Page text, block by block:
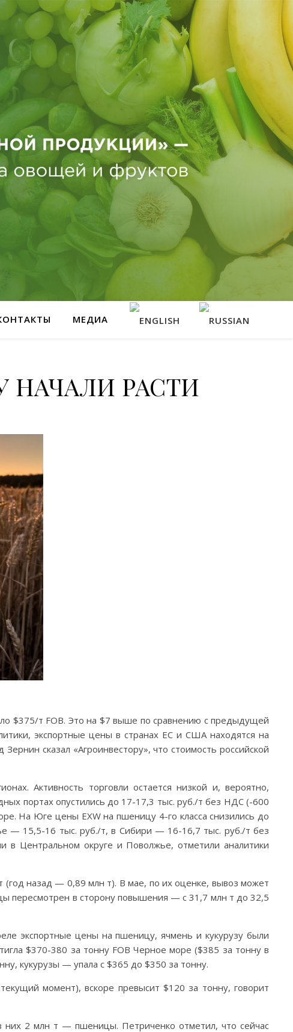
МЕДИА
РАСТИ
$375/т FOB. Это на $7 выше по сравнению с предыдущей
экспортные цены в странах ЕС и США находятся на
сказал «Агроинвестору», что стоимость российской
Активность торговли остается низкой и, вероятно,
портах опустились до 17-17,3 тыс. руб./т без НДС (-600
На Юге цены EXW на пшеницу 4-го класса снизились до
— 15,5-16 тыс. руб./т, в Сибири — 16-16,7 тыс. руб./т без
в Центральном округе и Поволжье, отметили аналитики
(год назад — 0,89 млн т). В мае, по их оценке, вывоз может
пересмотрен в сторону повышения — с 31,7 млн т до 32,5
экспортные цены на пшеницу, ячмень и кукурузу были
$370-380 за тонну FOB Черное море ($385 за тонну в
кукурузы — упала с $365 до $350 за тонну.
момент), вскоре превысит $120 за тонну, говорит
них 2 млн т — пшеницы. Петриченко отметил, что сейчас